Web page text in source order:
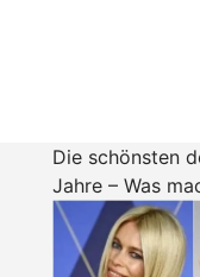
Die schönsten
Jahre – Was